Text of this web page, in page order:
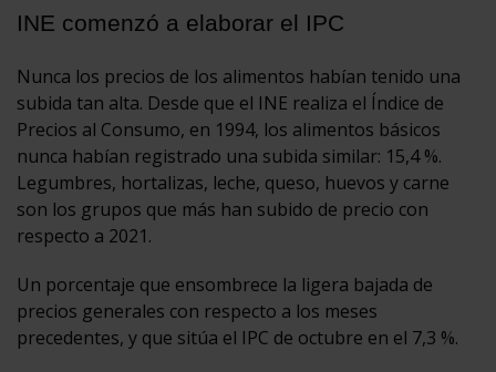
INE comenzó a elaborar el IPC
Nunca los precios de los alimentos habían tenido una
subida tan alta. Desde que el INE realiza el Índice de
Precios al Consumo, en 1994, los alimentos básicos
nunca habían registrado una subida similar: 15,4 %.
Legumbres, hortalizas, leche, queso, huevos y carne
son los grupos que más han subido de precio con
respecto a 2021.
Un porcentaje que ensombrece la ligera bajada de
precios generales con respecto a los meses
precedentes, y que sitúa el IPC de octubre en el 7,3 %.